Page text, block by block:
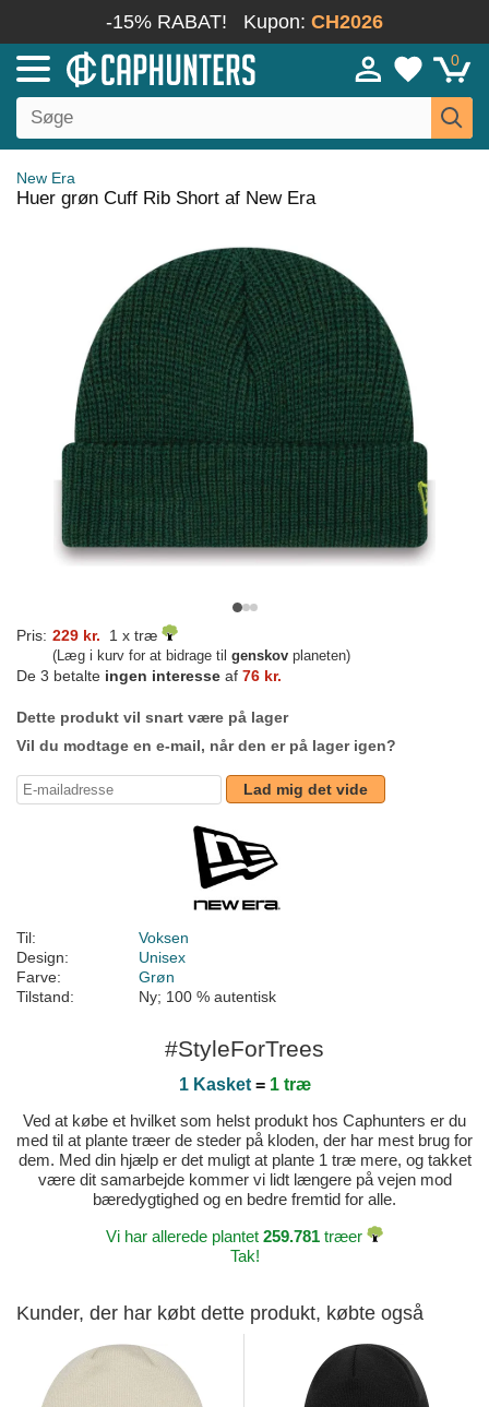
-15% RABAT! Kupon: CH2026
0
New Era
Huer grøn Cuff Rib Short af New Era
Pris: 229 kr. 1 x træ
(Læg i kurv for at bidrage til genskov planeten)
De 3 betalte ingen interesse af 76 kr.
Dette produkt vil snart være på lager
Vil du modtage en e-mail, når den er på lager igen?
Lad mig det vide
Til:
Voksen
Design:
Unisex
Farve:
Grøn
Tilstand:
Ny; 100 % autentisk
#StyleForTrees
1 Kasket= 1 træ
Ved at købe et hvilket som helst produkt hos Caphunters er du
med til at plante træer de steder på kloden, der har mest brug for
dem. Med din hjælp er det muligt at plante 1 træ mere, og takket
være dit samarbejde kommer vi lidt længere på vejen mod
bæredygtighed og en bedre fremtid for alle.
Vi har allerede plantet 259.781 træer
Tak!
Kunder, der har købt dette produkt, købte også